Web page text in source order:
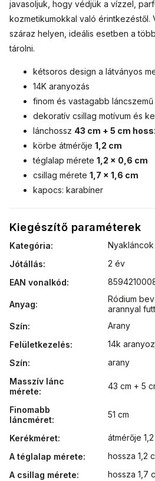
javasoljuk, hogy védjük a vízzel,
kozmetikumokkal való érintkezéstől.
száraz helyen, ideális esetben a
tárolni.
kétsoros design a látványos
14K aranyozás
finom és vastagabb
dekoratív csillag motívum és
lánchossz 43 cm + 5 cm
körbe átmérője 1,2 cm
téglalap mérete 1,2 × 0,6 cm
csillag mérete 1,7 × 1,6 cm
kapocs: karabíner
Kiegészítő paraméterek
Kategória:
Nyakláncok
Jótállás:
2 év
EAN vonalkód:
Anyag:
Ródium
arannyal
Szín:
Arany
Felületkezelés:
14k
Szín:
arany
Masszív lánc
mérete:
43 cm + 5
Finomabb
láncméret:
51 cm
Kerékméret:
átmérője
A téglalap mérete:
hossza 1,2
A csillag mérete: hossza 1,7